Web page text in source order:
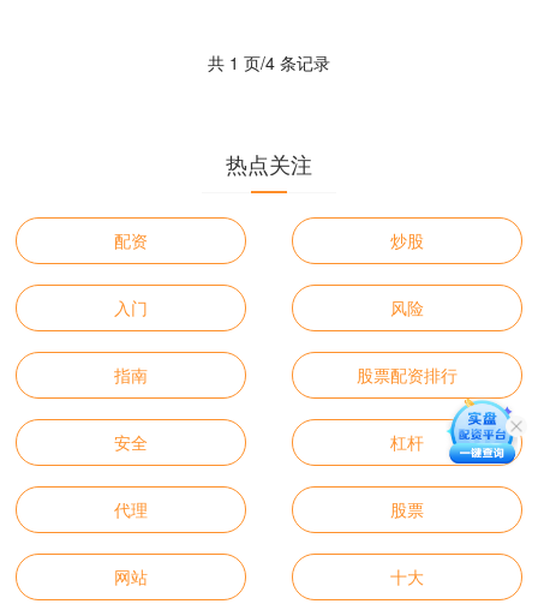
共 1 页/4 条记录
热点关注
配资 炒股
入门 风险
指南 股票配资排行
安全 杠杆
代理 股票
网站 十大